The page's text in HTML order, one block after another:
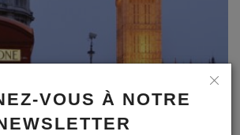
VOUS À NOTRE